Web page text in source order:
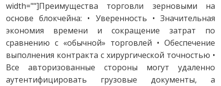
width=""]Преимущества торговли зерновыми на
основе блокчейна: • Уверенность • Значительная
экономия времени и сокращение затрат по
сравнению с «обычной» торговлей • Обеспечение
выполнения контракта с хирургической точностью •
Все авторизованные стороны могут удаленно
аутентифицировать грузовые документы, а